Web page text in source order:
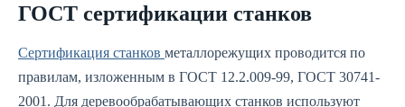
ГОСТ сертификации станков
Сертификация станков металлорежущих проводится по
правилам, изложенным в ГОСТ 12.2.009-99, ГОСТ 30741-
2001. Для деревообрабатывающих станков используют